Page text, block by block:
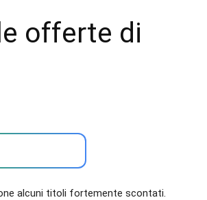
offerte di
alcuni titoli fortemente scontati.